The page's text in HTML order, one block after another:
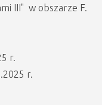
III" w obszarze F.
r.
r.